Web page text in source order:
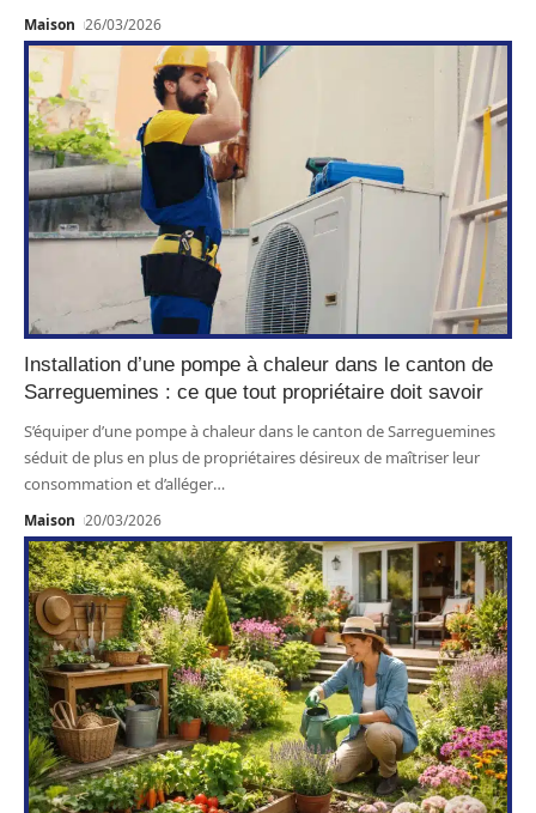
Maison 26/03/2026
Installation d’une pompe à chaleur dans le canton de
Sarreguemines : ce que tout propriétaire doit savoir
S’équiper d’une pompe à chaleur dans le canton de Sarreguemines
séduit de plus en plus de propriétaires désireux de maîtriser leur
consommation et d’alléger…
Maison 20/03/2026